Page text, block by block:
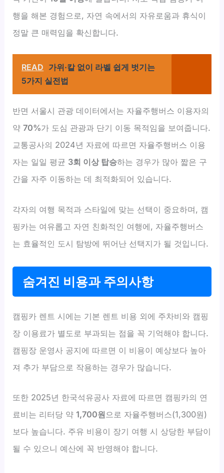
행을 해본 경험으로, 자연 속에서의 자유로움과 휴식이
정말 큰 매력임을 확신합니다.
READ 가위·칼 없이 라벨 쉽게 벗기는
5가지 실전법
반면 서울시 관광 데이터에서는 자율주행버스 이용자의
약70%가 도심 관광과 단기 이동 목적임을 보여줍니다.
교통공사의 2024년 자료에 따르면 자율주행버스 이용
자는 일일 평균 3회 이상 탑승하는 경우가 많아 짧은 구
간을 자주 이동하는 데 최적화되어 있습니다.
각자의 여행 목적과 스타일에 맞는 선택이 중요하며, 캠
핑카는 여유롭고 자연 친화적인 여행에, 자율주행버스
는 효율적인 도시 탐방에 뛰어난 선택지가 될 것입니다.
숨겨진 비용과 주의사항
캠핑카 렌트 시에는 기본 렌트 비용 외에 주차비와 캠핑
장 이용료가 별도로 부과되는 점을 꼭 기억해야 합니다.
캠핑장 운영사 공지에 따르면 이 비용이 예상보다 높아
져 추가 부담으로 작용하는 경우가 많습니다.
또한 2025년 한국석유공사 자료에 따르면 캠핑카의 연
료비는 리터당 약1,700원 으로 자율주행버스(1,300원)
보다 높습니다. 주유 비용이 장기 여행 시 상당한 부담이
될 수 있으니 예산에 꼭 반영해야 합니다.